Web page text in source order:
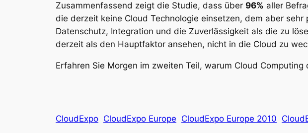
Zusammenfassend zeigt die Studie, dass über 96% aller
die derzeit keine Cloud Technologie einsetzen, dem aber
Datenschutz, Integration und die Zuverlässigkeit als die zu
derzeit als den Hauptfaktor ansehen, nicht in die Cloud zu
Erfahren Sie Morgen im zweiten Teil, warum Cloud Computing
CloudExpo CloudExpo Europe CloudExpo Europe 2010